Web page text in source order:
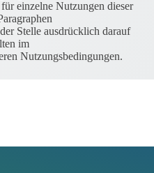
einzelne Nutzungen dieser
Stelle ausdrücklich darauf
im
Nutzungsbedingungen.